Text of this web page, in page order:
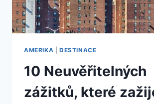
AMERIKA DESTINACE
10 Neuvěřitelných
zážitků, které